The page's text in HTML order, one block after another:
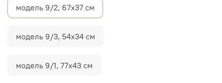
модель 9/2, 67х37 см
модель 9/3, 54х34 см
модель 9/1, 77х43 см